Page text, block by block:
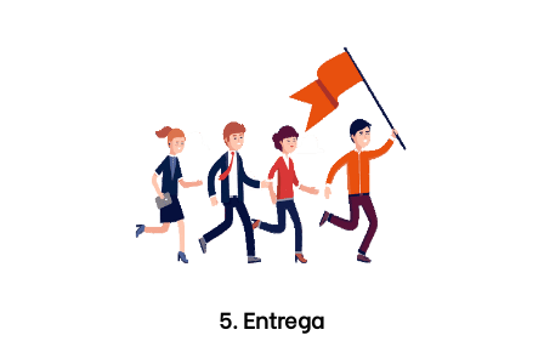
5. Entrega